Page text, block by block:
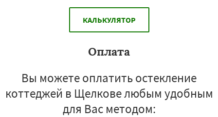
КАЛЬКУЛЯТОР
Оплата
Вы можете оплатить остекление
коттеджей в Щелкове любым удобным
для Вас методом: